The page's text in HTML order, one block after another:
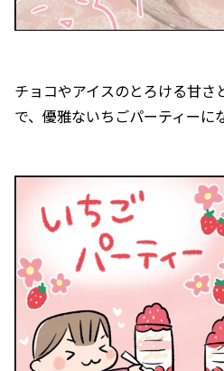
チョコやアイスのとろける甘
で、優雅ないちごパーティーに